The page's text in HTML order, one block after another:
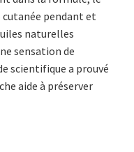
pendant et
naturelles
sensation de
scientifique a prouvé
aide à préserver